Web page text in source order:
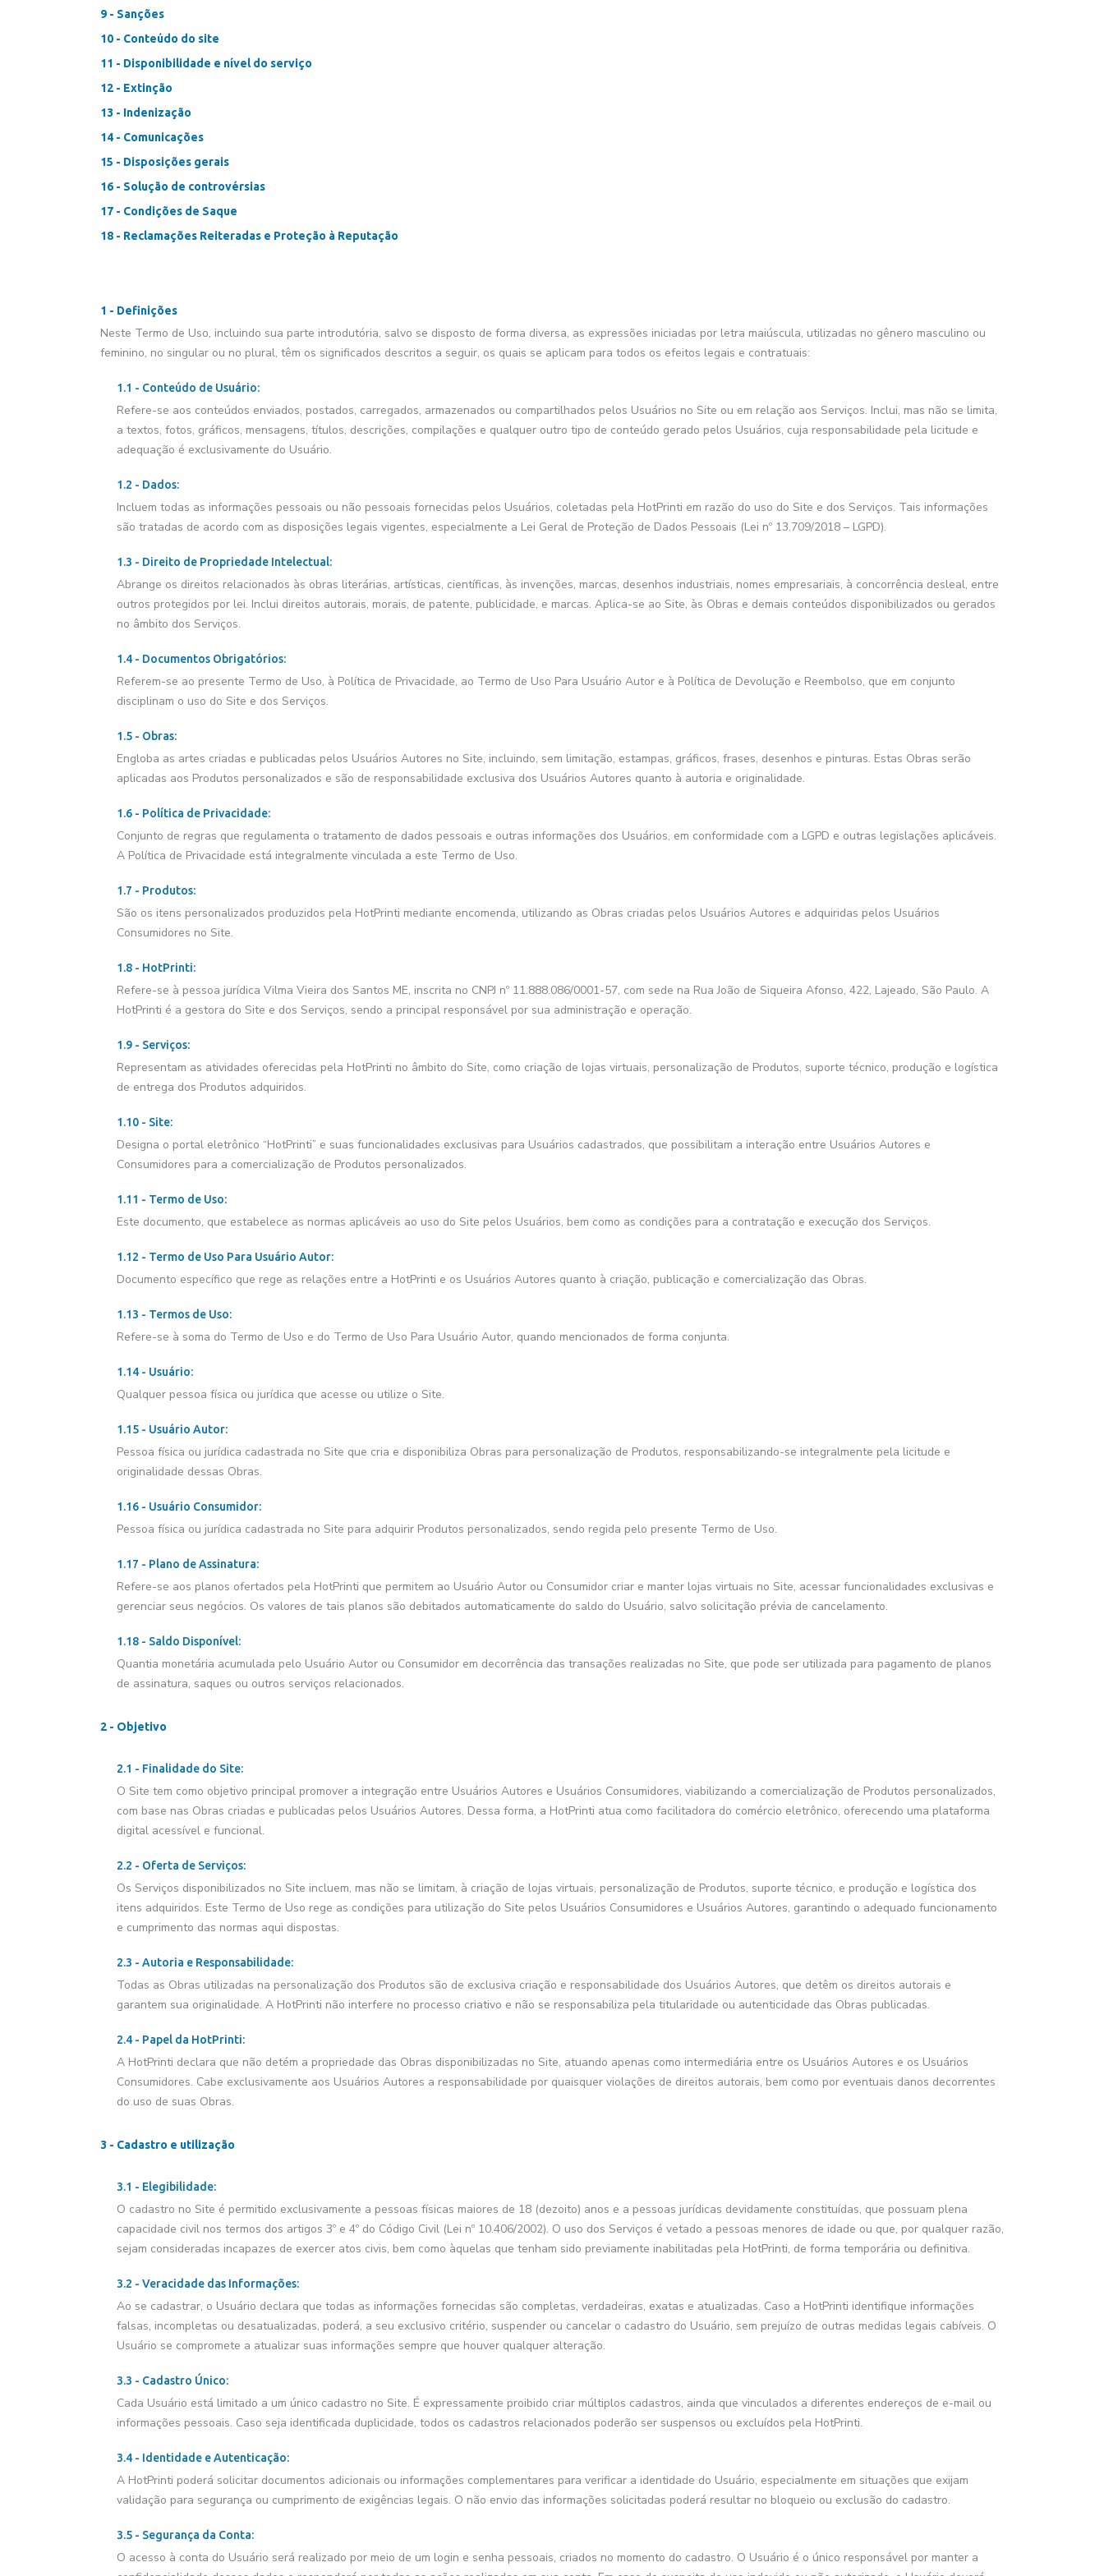
9 - Sanções
10 - Conteúdo do site
11 - Disponibilidade e nível do serviço
12 - Extinção
13 - Indenização
14 - Comunicações
15 - Disposições gerais
16 - Solução de controvérsias
17 - Condições de Saque
18 - Reclamações Reiteradas e Proteção à Reputação
1 - Definições
Neste Termo de Uso, incluindo sua parte introdutória, salvo se disposto de forma diversa, as expressões iniciadas por letra maiúscula, utilizadas no gênero masculino ou
feminino, no singular ou no plural, têm os significados descritos a seguir, os quais se aplicam para todos os efeitos legais e contratuais:
1.1 - Conteúdo de Usuário:
Refere-se aos conteúdos enviados, postados, carregados, armazenados ou compartilhados pelos Usuários no Site ou em relação aos Serviços. Inclui, mas não se limita,
a textos, fotos, gráficos, mensagens, títulos, descrições, compilações e qualquer outro tipo de conteúdo gerado pelos Usuários, cuja responsabilidade pela licitude e
adequação é exclusivamente do Usuário.
1.2 - Dados:
Incluem todas as informações pessoais ou não pessoais fornecidas pelos Usuários, coletadas pela HotPrinti em razão do uso do Site e dos Serviços. Tais informações
são tratadas de acordo com as disposições legais vigentes, especialmente a Lei Geral de Proteção de Dados Pessoais (Lei nº 13.709/2018 – LGPD).
1.3 - Direito de Propriedade Intelectual:
Abrange os direitos relacionados às obras literárias, artísticas, científicas, às invenções, marcas, desenhos industriais, nomes empresariais, à concorrência desleal, entre
outros protegidos por lei. Inclui direitos autorais, morais, de patente, publicidade, e marcas. Aplica-se ao Site, às Obras e demais conteúdos disponibilizados ou gerados
no âmbito dos Serviços.
1.4 - Documentos Obrigatórios:
Referem-se ao presente Termo de Uso, à Política de Privacidade, ao Termo de Uso Para Usuário Autor e à Política de Devolução e Reembolso, que em conjunto
disciplinam o uso do Site e dos Serviços.
1.5 - Obras:
Engloba as artes criadas e publicadas pelos Usuários Autores no Site, incluindo, sem limitação, estampas, gráficos, frases, desenhos e pinturas. Estas Obras serão
aplicadas aos Produtos personalizados e são de responsabilidade exclusiva dos Usuários Autores quanto à autoria e originalidade.
1.6 - Política de Privacidade:
Conjunto de regras que regulamenta o tratamento de dados pessoais e outras informações dos Usuários, em conformidade com a LGPD e outras legislações aplicáveis.
A Política de Privacidade está integralmente vinculada a este Termo de Uso.
1.7 - Produtos:
São os itens personalizados produzidos pela HotPrinti mediante encomenda, utilizando as Obras criadas pelos Usuários Autores e adquiridas pelos Usuários
Consumidores no Site.
1.8 - HotPrinti:
Refere-se à pessoa jurídica Vilma Vieira dos Santos ME, inscrita no CNPJ nº 11.888.086/0001-57, com sede na Rua João de Siqueira Afonso, 422, Lajeado, São Paulo. A
HotPrinti é a gestora do Site e dos Serviços, sendo a principal responsável por sua administração e operação.
1.9 - Serviços:
Representam as atividades oferecidas pela HotPrinti no âmbito do Site, como criação de lojas virtuais, personalização de Produtos, suporte técnico, produção e logística
de entrega dos Produtos adquiridos.
1.10 - Site:
Designa o portal eletrônico “HotPrinti” e suas funcionalidades exclusivas para Usuários cadastrados, que possibilitam a interação entre Usuários Autores e
Consumidores para a comercialização de Produtos personalizados.
1.11 - Termo de Uso:
Este documento, que estabelece as normas aplicáveis ao uso do Site pelos Usuários, bem como as condições para a contratação e execução dos Serviços.
1.12 - Termo de Uso Para Usuário Autor:
Documento específico que rege as relações entre a HotPrinti e os Usuários Autores quanto à criação, publicação e comercialização das Obras.
1.13 - Termos de Uso:
Refere-se à soma do Termo de Uso e do Termo de Uso Para Usuário Autor, quando mencionados de forma conjunta.
1.14 - Usuário:
Qualquer pessoa física ou jurídica que acesse ou utilize o Site.
1.15 - Usuário Autor:
Pessoa física ou jurídica cadastrada no Site que cria e disponibiliza Obras para personalização de Produtos, responsabilizando-se integralmente pela licitude e
originalidade dessas Obras.
1.16 - Usuário Consumidor:
Pessoa física ou jurídica cadastrada no Site para adquirir Produtos personalizados, sendo regida pelo presente Termo de Uso.
1.17 - Plano de Assinatura:
Refere-se aos planos ofertados pela HotPrinti que permitem ao Usuário Autor ou Consumidor criar e manter lojas virtuais no Site, acessar funcionalidades exclusivas e
gerenciar seus negócios. Os valores de tais planos são debitados automaticamente do saldo do Usuário, salvo solicitação prévia de cancelamento.
1.18 - Saldo Disponível:
Quantia monetária acumulada pelo Usuário Autor ou Consumidor em decorrência das transações realizadas no Site, que pode ser utilizada para pagamento de planos
de assinatura, saques ou outros serviços relacionados.
2 - Objetivo
2.1 - Finalidade do Site:
O Site tem como objetivo principal promover a integração entre Usuários Autores e Usuários Consumidores, viabilizando a comercialização de Produtos personalizados,
com base nas Obras criadas e publicadas pelos Usuários Autores. Dessa forma, a HotPrinti atua como facilitadora do comércio eletrônico, oferecendo uma plataforma
digital acessível e funcional.
2.2 - Oferta de Serviços:
Os Serviços disponibilizados no Site incluem, mas não se limitam, à criação de lojas virtuais, personalização de Produtos, suporte técnico, e produção e logística dos
itens adquiridos. Este Termo de Uso rege as condições para utilização do Site pelos Usuários Consumidores e Usuários Autores, garantindo o adequado funcionamento
e cumprimento das normas aqui dispostas.
2.3 - Autoria e Responsabilidade:
Todas as Obras utilizadas na personalização dos Produtos são de exclusiva criação e responsabilidade dos Usuários Autores, que detêm os direitos autorais e
garantem sua originalidade. A HotPrinti não interfere no processo criativo e não se responsabiliza pela titularidade ou autenticidade das Obras publicadas.
2.4 - Papel da HotPrinti:
A HotPrinti declara que não detém a propriedade das Obras disponibilizadas no Site, atuando apenas como intermediária entre os Usuários Autores e os Usuários
Consumidores. Cabe exclusivamente aos Usuários Autores a responsabilidade por quaisquer violações de direitos autorais, bem como por eventuais danos decorrentes
do uso de suas Obras.
3 - Cadastro e utilização
3.1 - Elegibilidade:
O cadastro no Site é permitido exclusivamente a pessoas físicas maiores de 18 (dezoito) anos e a pessoas jurídicas devidamente constituídas, que possuam plena
capacidade civil nos termos dos artigos 3º e 4º do Código Civil (Lei nº 10.406/2002). O uso dos Serviços é vetado a pessoas menores de idade ou que, por qualquer razão,
sejam consideradas incapazes de exercer atos civis, bem como àquelas que tenham sido previamente inabilitadas pela HotPrinti, de forma temporária ou definitiva.
3.2 - Veracidade das Informações:
Ao se cadastrar, o Usuário declara que todas as informações fornecidas são completas, verdadeiras, exatas e atualizadas. Caso a HotPrinti identifique informações
falsas, incompletas ou desatualizadas, poderá, a seu exclusivo critério, suspender ou cancelar o cadastro do Usuário, sem prejuízo de outras medidas legais cabíveis. O
Usuário se compromete a atualizar suas informações sempre que houver qualquer alteração.
3.3 - Cadastro Único:
Cada Usuário está limitado a um único cadastro no Site. É expressamente proibido criar múltiplos cadastros, ainda que vinculados a diferentes endereços de e-mail ou
informações pessoais. Caso seja identificada duplicidade, todos os cadastros relacionados poderão ser suspensos ou excluídos pela HotPrinti.
3.4 - Identidade e Autenticação:
A HotPrinti poderá solicitar documentos adicionais ou informações complementares para verificar a identidade do Usuário, especialmente em situações que exijam
validação para segurança ou cumprimento de exigências legais. O não envio das informações solicitadas poderá resultar no bloqueio ou exclusão do cadastro.
3.5 - Segurança da Conta:
O acesso à conta do Usuário será realizado por meio de um login e senha pessoais, criados no momento do cadastro. O Usuário é o único responsável por manter a